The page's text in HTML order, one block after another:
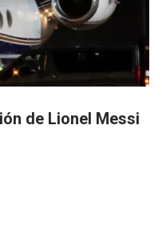
de Lionel Messi